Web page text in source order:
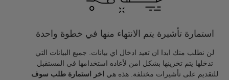
استمارة تأشيرة يتم الانتهاء منها في خطوة واحدة
لن نطلب منك ابدا ان تعيد ادخال اي بيانات. جميع البيانات التي
تدخلها يتم تخزينها بشكل امن لأعاده استخدامها في المستقبل
للتقديم على تأشيرات مختلفة. هذه هي
اخر استمارة طلب سوف